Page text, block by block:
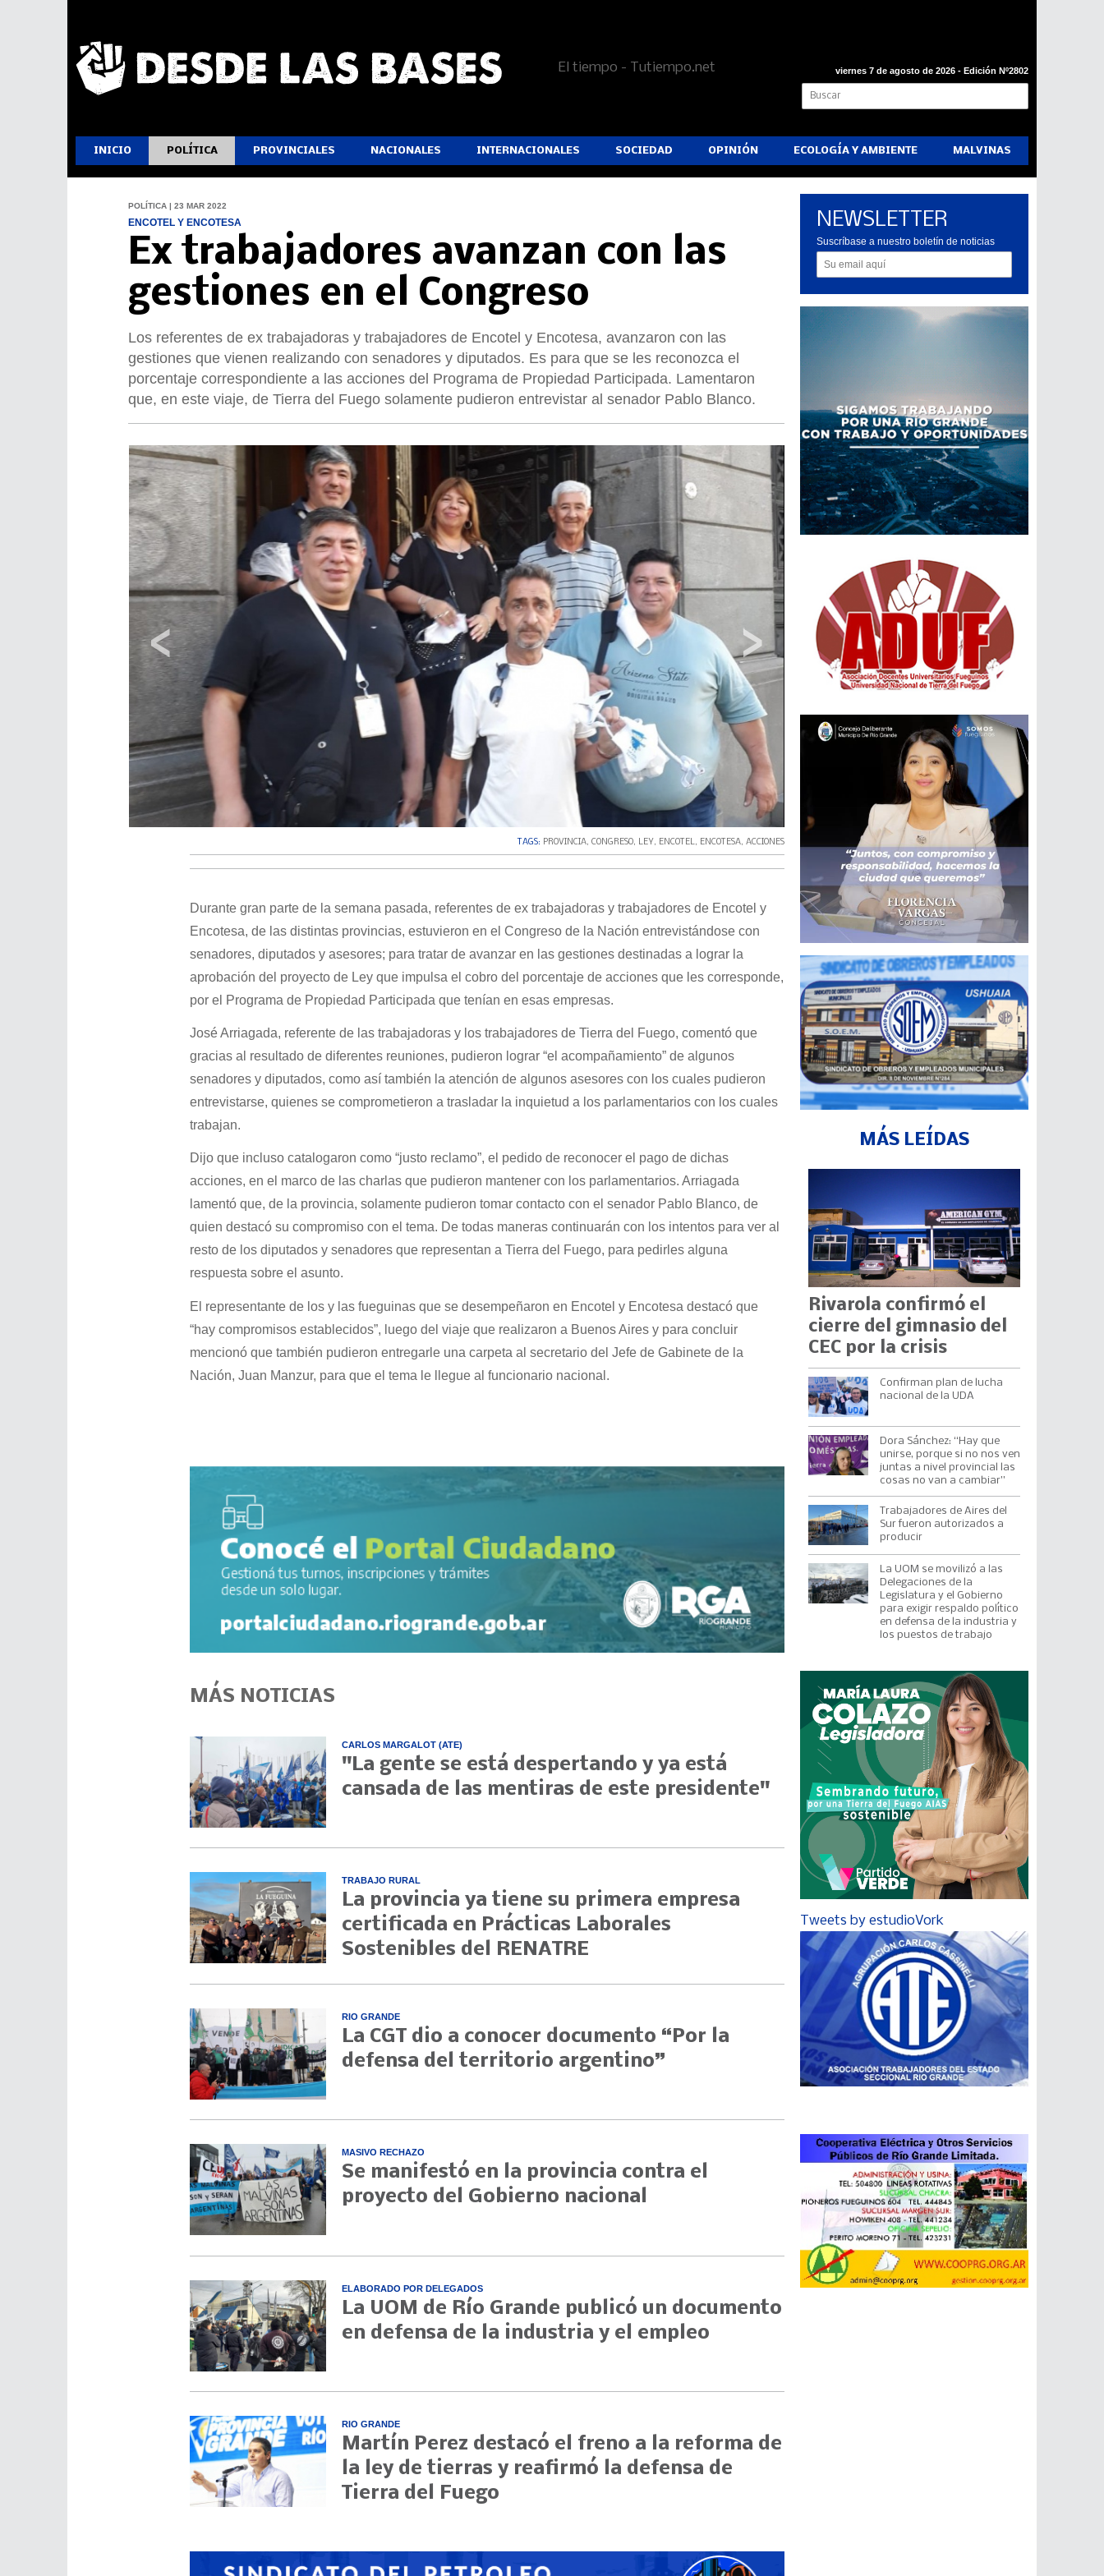
El tiempo - Tutiempo.net viernes 7 de agosto de 2026 - Edición Nº2802
INICIO POLÍTICA PROVINCIALES NACIONALES INTERNACIONALES SOCIEDAD OPINIÓN ECOLOGÍA Y AMBIENTE MALVINAS
POLÍTICA | 23 MAR 2022
ENCOTEL Y ENCOTESA
Ex trabajadores avanzan con las
gestiones en el Congreso
Los referentes de ex trabajadoras y trabajadores de Encotel y Encotesa, avanzaron con las
gestiones que vienen realizando con senadores y diputados. Es para que se les reconozca el
porcentaje correspondiente a las acciones del Programa de Propiedad Participada. Lamentaron
que, en este viaje, de Tierra del Fuego solamente pudieron entrevistar al senador Pablo Blanco.
‹ ›
TAGS: PROVINCIA, CONGRESO, LEY, ENCOTEL, ENCOTESA, ACCIONES
Durante gran parte de la semana pasada, referentes de ex trabajadoras y trabajadores de Encotel y
Encotesa, de las distintas provincias, estuvieron en el Congreso de la Nación entrevistándose con
senadores, diputados y asesores; para tratar de avanzar en las gestiones destinadas a lograr la
aprobación del proyecto de Ley que impulsa el cobro del porcentaje de acciones que les corresponde,
por el Programa de Propiedad Participada que tenían en esas empresas.
José Arriagada, referente de las trabajadoras y los trabajadores de Tierra del Fuego, comentó que
gracias al resultado de diferentes reuniones, pudieron lograr “el acompañamiento” de algunos
senadores y diputados, como así también la atención de algunos asesores con los cuales pudieron
entrevistarse, quienes se comprometieron a trasladar la inquietud a los parlamentarios con los cuales
trabajan.
Dijo que incluso catalogaron como “justo reclamo”, el pedido de reconocer el pago de dichas
acciones, en el marco de las charlas que pudieron mantener con los parlamentarios. Arriagada
lamentó que, de la provincia, solamente pudieron tomar contacto con el senador Pablo Blanco, de
quien destacó su compromiso con el tema. De todas maneras continuarán con los intentos para ver al
resto de los diputados y senadores que representan a Tierra del Fuego, para pedirles alguna
respuesta sobre el asunto.
El representante de los y las fueguinas que se desempeñaron en Encotel y Encotesa destacó que
“hay compromisos establecidos”, luego del viaje que realizaron a Buenos Aires y para concluir
mencionó que también pudieron entregarle una carpeta al secretario del Jefe de Gabinete de la
Nación, Juan Manzur, para que el tema le llegue al funcionario nacional.
MÁS NOTICIAS
CARLOS MARGALOT (ATE)
"La gente se está despertando y ya está
cansada de las mentiras de este presidente"
TRABAJO RURAL
La provincia ya tiene su primera empresa
certificada en Prácticas Laborales
Sostenibles del RENATRE
RIO GRANDE
La CGT dio a conocer documento “Por la
defensa del territorio argentino”
MASIVO RECHAZO
Se manifestó en la provincia contra el
proyecto del Gobierno nacional
ELABORADO POR DELEGADOS
La UOM de Río Grande publicó un documento
en defensa de la industria y el empleo
RIO GRANDE
Martín Perez destacó el freno a la reforma de
la ley de tierras y reafirmó la defensa de
Tierra del Fuego
NEWSLETTER
Suscríbase a nuestro boletín de noticias
MÁS LEÍDAS
Rivarola confirmó el
cierre del gimnasio del
CEC por la crisis
Confirman plan de lucha
nacional de la UDA
Dora Sánchez: “Hay que
unirse, porque si no nos ven
juntas a nivel provincial las
cosas no van a cambiar”
Trabajadores de Aires del
Sur fueron autorizados a
producir
La UOM se movilizó a las
Delegaciones de la
Legislatura y el Gobierno
para exigir respaldo político
en defensa de la industria y
los puestos de trabajo
Tweets by estudioVork